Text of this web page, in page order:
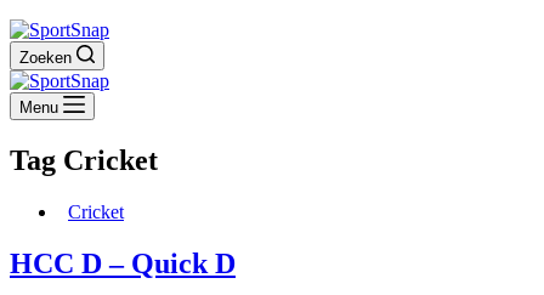
Zoeken
Menu
Tag Cricket
Cricket
HCC D – Quick D